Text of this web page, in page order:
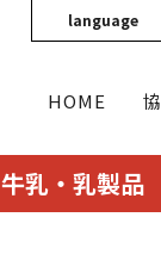
language
HOME
牛乳・乳製品